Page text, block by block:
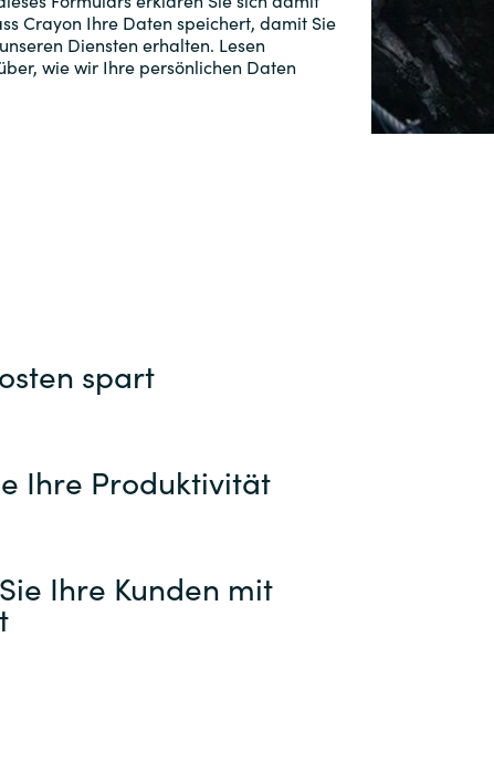
Switzerland
Crayon Ihre Daten speichert, damit Sie
Diensten erhalten. Lesen
wie wir Ihre persönlichen Daten
und
spart
Ihre Produktivität
Ihre Kunden mit